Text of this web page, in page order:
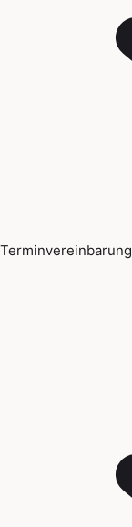
Terminvereinbarung